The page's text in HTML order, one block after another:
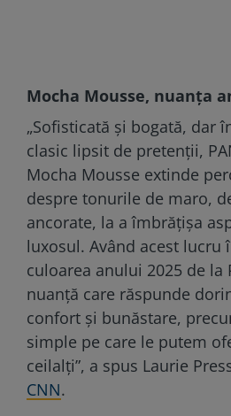
Mocha Mousse, nuanța
„Sofisticată și bogată, dar
clasic lipsit de pretenții,
Mocha Mousse extinde
despre tonurile de maro,
ancorate, la a îmbrățișa
luxosul. Având acest lucru
culoarea anului 2025 de la
nuanță care răspunde
confort și bunăstare,
simple pe care le putem
ceilalți”, a spus Laurie
CNN.